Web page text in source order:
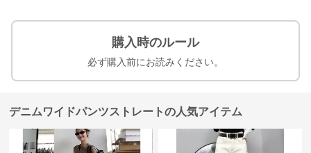
購入時のルール
必ず購入前にお読みください。
デニムワイドパンツストレートの人気アイテム